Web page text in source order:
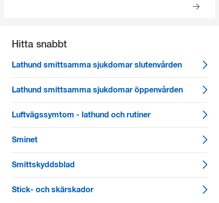
Hitta snabbt
Lathund smittsamma sjukdomar slutenvården
Lathund smittsamma sjukdomar öppenvården
Luftvägssymtom - lathund och rutiner
Sminet
Smittskyddsblad
Stick- och skärskador